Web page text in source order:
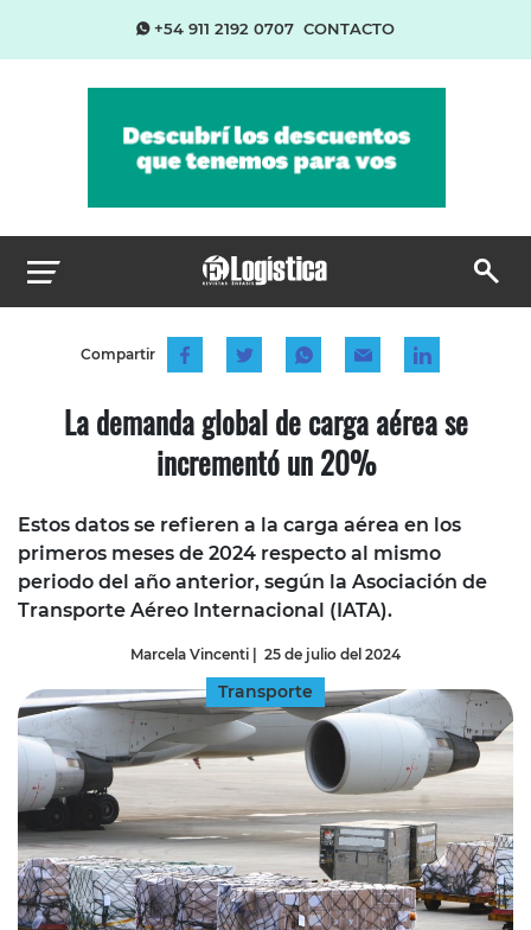
+54 911 2192 0707 CONTACTO
Compartir
La demanda global de carga aérea se
incrementó un 20%
Estos datos se refieren a la carga aérea en los
primeros meses de 2024 respecto al mismo
periodo del año anterior, según la Asociación de
Transporte Aéreo Internacional (IATA).
Marcela Vincenti | 25 de julio del 2024
Transporte